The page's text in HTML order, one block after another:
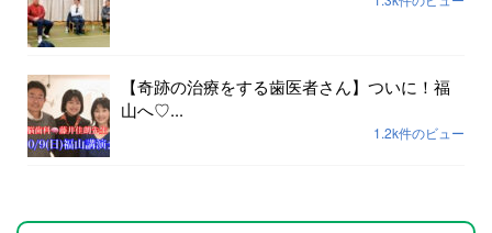
【奇跡の治療をする歯医者さん】ついに！福
山へ♡...
1.2k件のビュー